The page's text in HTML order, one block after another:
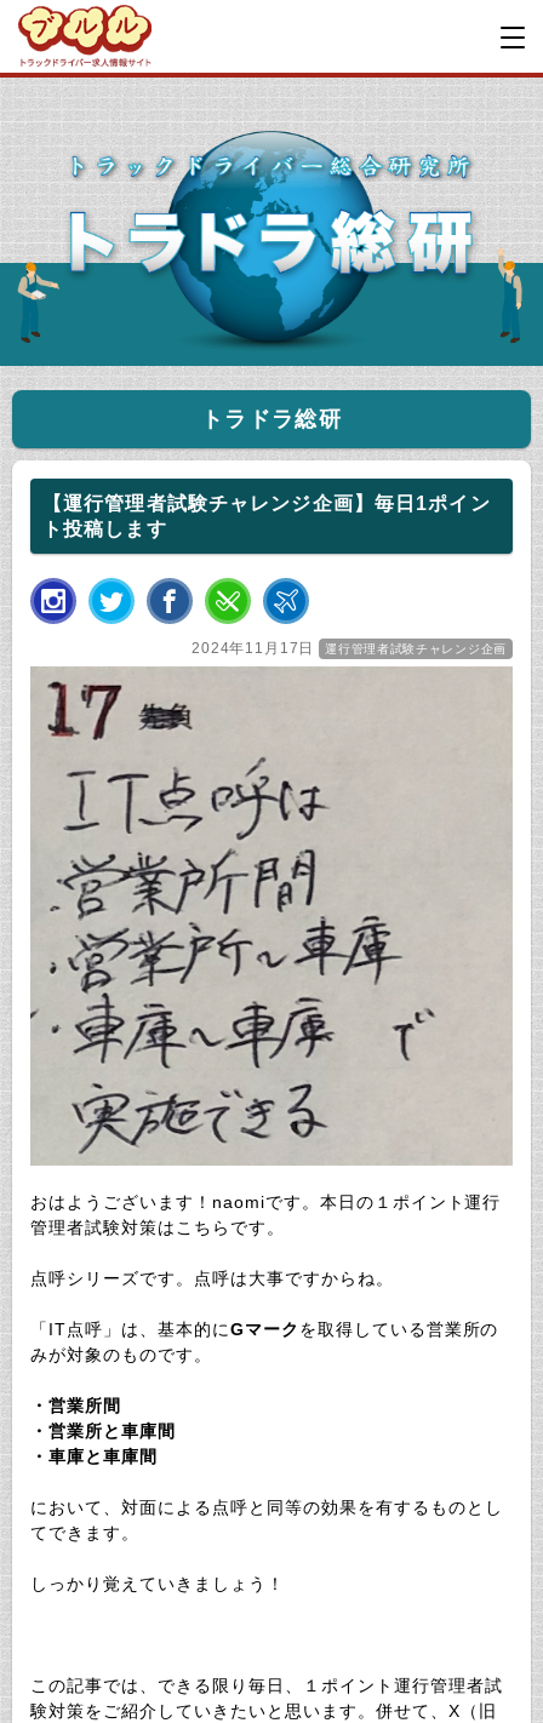
トラドラ総研
【運行管理者試験チャレンジ企画】毎日1ポイン
ト投稿します
2024年11月17日 運行管理者試験チャレンジ企画
おはようございます！naomiです。本日の１ポイント運行
管理者試験対策はこちらです。
点呼シリーズです。点呼は大事ですからね。
「IT点呼」は、基本的にGマーク を取得している営業所の
みが対象のものです。
・営業所間
・営業所と車庫間
・車庫と車庫間
において、対面による点呼と同等の効果を有するものとし
てできます。
しっかり覚えていきましょう！
この記事では、できる限り毎日、１ポイント運行管理者試
験対策をご紹介していきたいと思います。併せて、X（旧